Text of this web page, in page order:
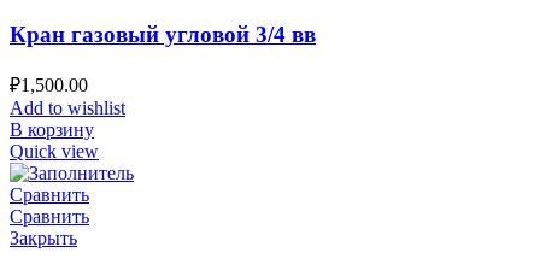
Кран газовый угловой 3/4 вв
₽1,500.00
Add to wishlist
В корзину
Quick view
Сравнить
Сравнить
Закрыть